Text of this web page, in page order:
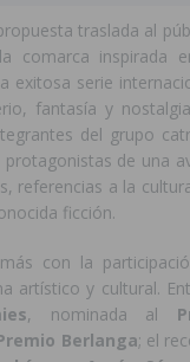
traslada al
comarca inspirada
exitosa serie
fantasía y
del grupo
de una
referencias a la
ficción.
con la
artístico y cultural.
, nominada al
Berlanga; el